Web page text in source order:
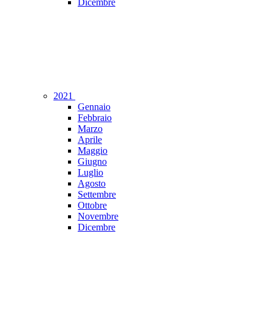
Dicembre
2021
Gennaio
Febbraio
Marzo
Aprile
Maggio
Giugno
Luglio
Agosto
Settembre
Ottobre
Novembre
Dicembre